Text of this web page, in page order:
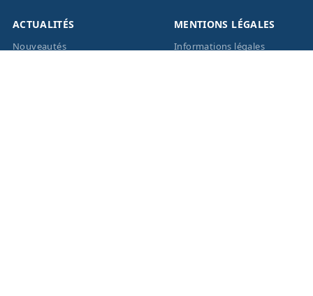
ACTUALITÉS
Nouveautés
MENTIONS LÉGALES
Informations légales